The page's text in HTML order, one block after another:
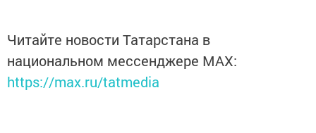
Читайте новости Татарстана в
национальном мессенджере MАХ:
https://max.ru/tatmedia